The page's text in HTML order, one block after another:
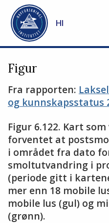
Gå til hovedinnhold
HI
Figur
Fra rapporten:
og kunnskapsstatus
Figur 6.122. Kart
forventet at
i området fra dato
smoltutvandring i
(periode gitt i
mer enn 18 mobile
mobile lus (gul) og
(grønn).